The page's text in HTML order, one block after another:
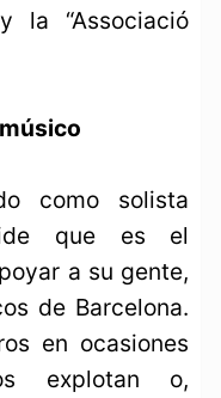
la “Associació
como solista
que es el
a su gente,
de Barcelona.
en ocasiones
explotan o,